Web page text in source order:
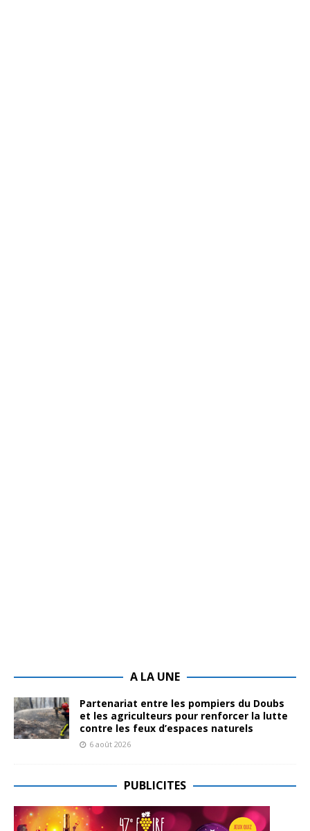
A LA UNE
Partenariat entre les pompiers du Doubs
et les agriculteurs pour renforcer la lutte
contre les feux d’espaces naturels
6 août 2026
PUBLICITES